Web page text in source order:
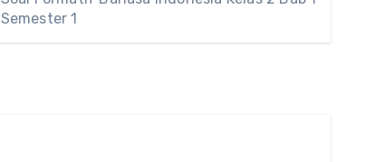
Semester 1